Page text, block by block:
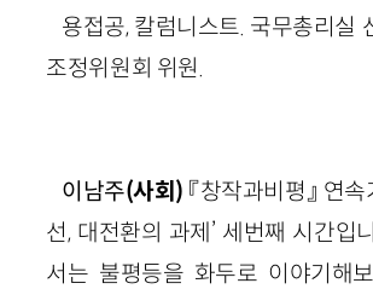
용접공, 칼럼니스트. 국무총리실
조정위원회 위원.
이남주(사회) 『창작과비평』 연
선, 대전환의 과제’ 세번째 시간입
서는 불평등을 화두로 이야기해